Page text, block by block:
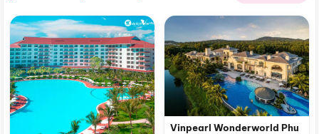
Vinpearl Wonderworld Phu